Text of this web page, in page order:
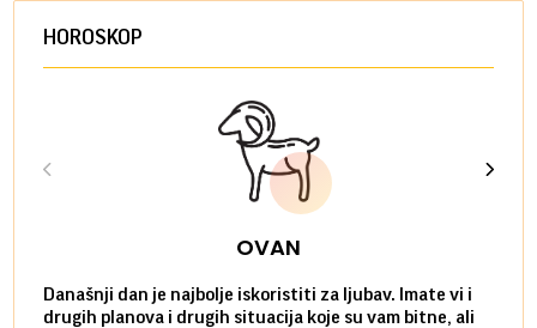
HOROSKOP
OVAN
Današnji dan je najbolje iskoristiti za ljubav. Imate vi i
drugih planova i drugih situacija koje su vam bitne, ali